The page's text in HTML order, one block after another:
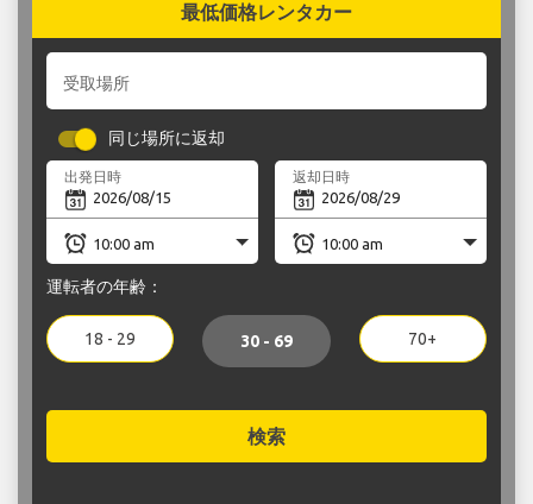
最低価格レンタカー
受取場所
同じ場所に返却
出発日時 返却日時
運転者の年齢：
18 - 29 30 - 69 70+
検索